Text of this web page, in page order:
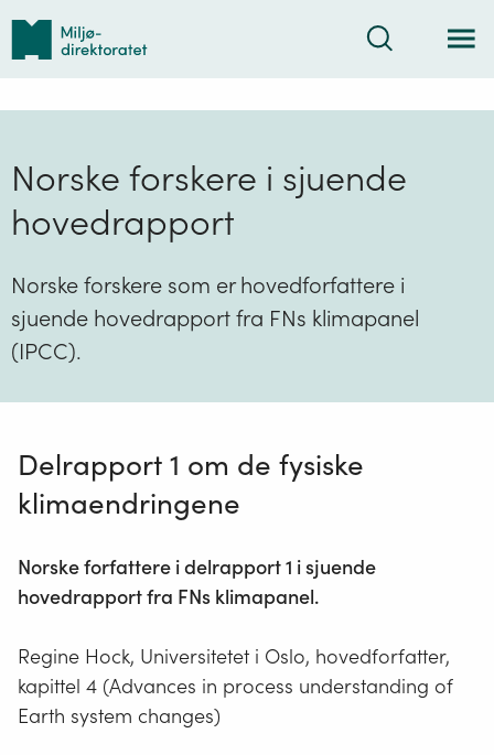
Tilbake
forsiden
Søk
Norske forskere i sjuende
hovedrapport
Norske forskere som er hovedforfattere i
sjuende hovedrapport fra FNs klimapanel
(IPCC).
Delrapport 1 om de fysiske
klimaendringene
Norske forfattere i delrapport 1 i sjuende
hovedrapport fra FNs klimapanel.
Regine Hock, Universitetet i Oslo, hovedforfatter,
kapittel 4 (Advances in process understanding of
Earth system changes)